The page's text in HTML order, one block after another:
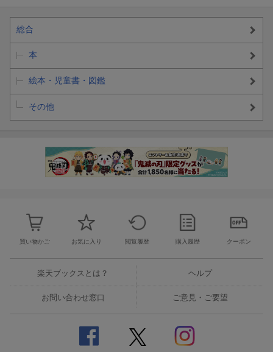
総合
本
絵本・児童書・図鑑
その他
買い物かご お気に入り 閲覧履歴 購入履歴 クーポン
楽天ブックスとは？ ヘルプ
お問い合わせ窓口 ご意見・ご要望